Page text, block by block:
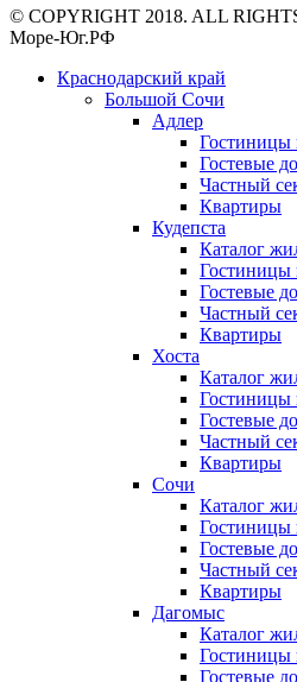
© COPYRIGHT 2018. ALL
Море-Юг.РФ
Краснодарский край
Большой Сочи
Адлер
Гостиницы
Гостевые
Частный
Квартиры
Кудепста
Каталог
Гостиницы
Гостевые
Частный
Квартиры
Хоста
Каталог
Гостиницы
Гостевые
Частный
Квартиры
Сочи
Каталог
Гостиницы
Гостевые
Частный
Квартиры
Дагомыс
Каталог
Гостиницы
Гостевые